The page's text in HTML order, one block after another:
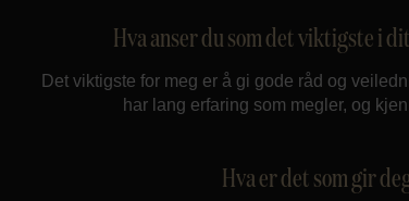
Hva anser du som det viktigste i
Det viktigste for meg er å gi gode råd og
har lang erfaring som megler, og
Hva er det som gir